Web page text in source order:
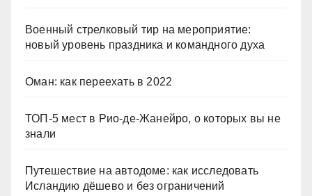
Военный стрелковый тир на мероприятие:
новый уровень праздника и командного духа
Оман: как переехать в 2022
ТОП-5 мест в Рио-де-Жанейро, о которых вы не
знали
Путешествие на автодоме: как исследовать
Исландию дёшево и без ограничений